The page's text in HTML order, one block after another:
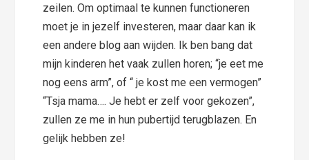
zeilen. Om optimaal te kunnen functioneren
moet je in jezelf investeren, maar daar kan ik
een andere blog aan wijden. Ik ben bang dat
mijn kinderen het vaak zullen horen; “je eet me
nog eens arm”, of “ je kost me een vermogen”
“Tsja mama…. Je hebt er zelf voor gekozen”,
zullen ze me in hun pubertijd terugblazen. En
gelijk hebben ze!